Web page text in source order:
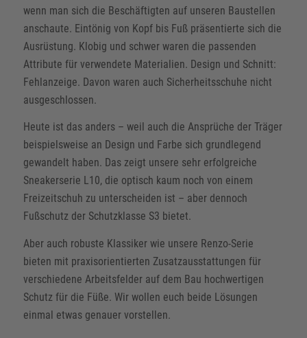
wenn man sich die Beschäftigten auf unseren Baustellen
anschaute. Eintönig von Kopf bis Fuß präsentierte sich die
Ausrüstung. Klobig und schwer waren die passenden
Attribute für verwendete Materialien. Design und Schnitt:
Fehlanzeige. Davon waren auch Sicherheitsschuhe nicht
ausgeschlossen.
Heute ist das anders – weil auch die Ansprüche der Träger
beispielsweise an Design und Farbe sich grundlegend
gewandelt haben. Das zeigt unsere sehr erfolgreiche
Sneakerserie L10, die optisch kaum noch von einem
Freizeitschuh zu unterscheiden ist – aber dennoch
Fußschutz der Schutzklasse S3 bietet.
Aber auch robuste Klassiker wie unsere Renzo-Serie
bieten mit praxisorientierten Zusatzausstattungen für
verschiedene Arbeitsfelder auf dem Bau hochwertigen
Schutz für die Füße. Wir wollen euch beide Lösungen
einmal etwas genauer vorstellen.